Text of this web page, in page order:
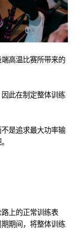
高温比赛所带来的
此在制定整体训练
是追求最大功率输
上的正常训练表
期间，将整体训练